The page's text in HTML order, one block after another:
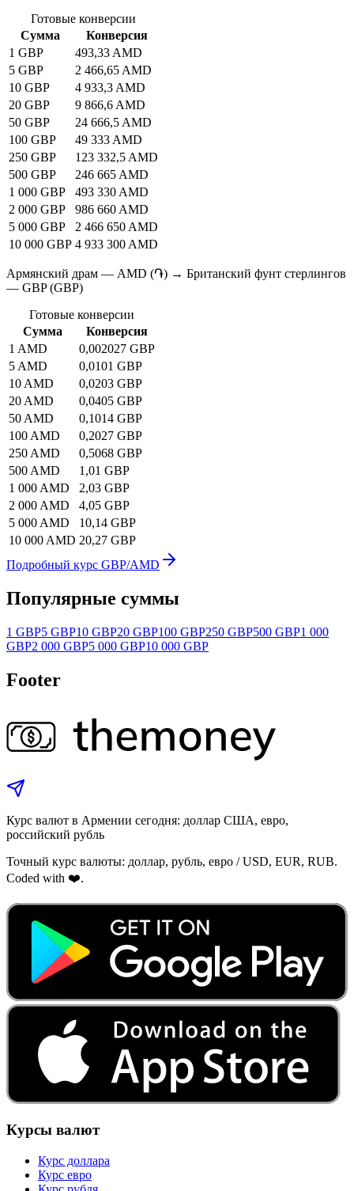
Готовые конверсии
Сумма
Конверсия
1 GBP
493,33 AMD
5 GBP
2 466,65 AMD
10 GBP
4 933,3 AMD
20 GBP
9 866,6 AMD
50 GBP
24 666,5 AMD
100 GBP
49 333 AMD
250 GBP
123 332,5 AMD
500 GBP
246 665 AMD
1 000 GBP
493 330 AMD
2 000 GBP
986 660 AMD
5 000 GBP
2 466 650 AMD
10 000 GBP 4 933 300 AMD
Армянский драм — AMD (֏) → Британский фунт стерлингов
— GBP (GBP)
Готовые конверсии
Сумма
Конверсия
1 AMD
0,002027 GBP
5 AMD
0,0101 GBP
10 AMD
0,0203 GBP
20 AMD
0,0405 GBP
50 AMD
0,1014 GBP
100 AMD
0,2027 GBP
250 AMD
0,5068 GBP
500 AMD
1,01 GBP
1 000 AMD
2,03 GBP
2 000 AMD
4,05 GBP
5 000 AMD
10,14 GBP
10 000 AMD 20,27 GBP
Подробный курс GBP/AMD
Популярные суммы
1 GBP5 GBP10 GBP20 GBP100 GBP250 GBP500 GBP1 000
GBP2 000 GBP5 000 GBP10 000 GBP
Footer
Курс валют в Армении сегодня: доллар США, евро,
российский рубль
Точный курс валюты: доллар, рубль, евро / USD, EUR, RUB.
Coded with ❤️.
Курсы валют
Курс доллара
Курс евро